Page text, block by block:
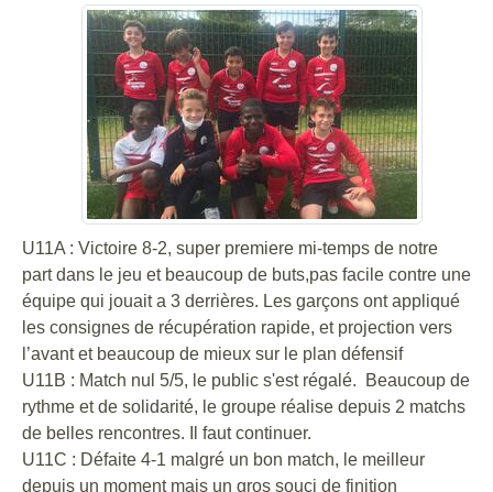
U11A : Victoire 8-2, super premiere mi-temps de notre
part dans le jeu et beaucoup de buts,pas facile contre une
équipe qui jouait a 3 derrières. Les garçons ont appliqué
les consignes de récupération rapide, et projection vers
l’avant et beaucoup de mieux sur le plan défensif
U11B : Match nul 5/5, le public s'est régalé. Beaucoup de
rythme et de solidarité, le groupe réalise depuis 2 matchs
de belles rencontres. Il faut continuer.
U11C : Défaite 4-1 malgré un bon match, le meilleur
depuis un moment mais un gros souci de finition